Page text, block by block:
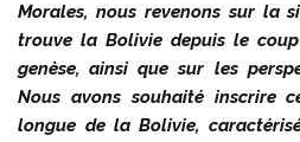
Morales, nous revenons sur la
trouve la Bolivie depuis le
genèse, ainsi que sur les
Nous avonssouhaité inscrire
longue de la Bolivie,